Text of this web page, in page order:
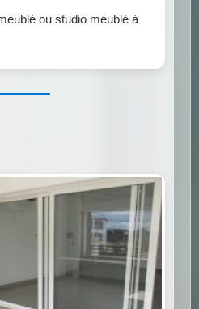
ou studio meublé à